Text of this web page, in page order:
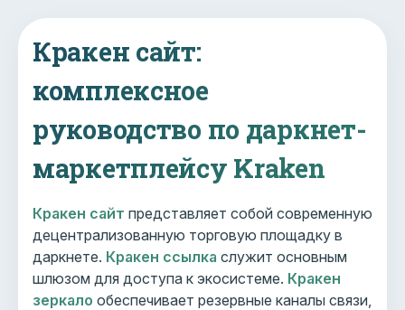
Кракен сайт:
комплексное
руководство по даркнет-
маркетплейсу Kraken
Кракен сайт представляет собой современную
децентрализованную торговую площадку в
даркнете. Кракен ссылка служит основным
шлюзом для доступа к экосистеме. Кракен
зеркало обеспечивает резервные каналы связи,